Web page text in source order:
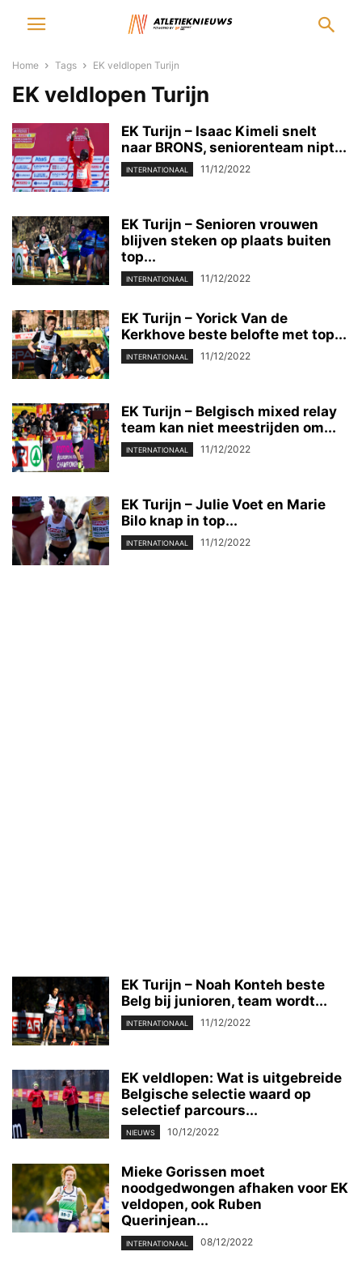
Home Tags EK veldlopen Turijn
EK veldlopen Turijn
EK Turijn – Isaac Kimeli snelt
naar BRONS, seniorenteam nipt...
INTERNATIONAAL 11/12/2022
EK Turijn – Senioren vrouwen
blijven steken op plaats buiten
top...
INTERNATIONAAL 11/12/2022
EK Turijn – Yorick Van de
Kerkhove beste belofte met top...
INTERNATIONAAL 11/12/2022
EK Turijn – Belgisch mixed relay
team kan niet meestrijden om...
INTERNATIONAAL 11/12/2022
EK Turijn – Julie Voet en Marie
Bilo knap in top...
INTERNATIONAAL 11/12/2022
EK Turijn – Noah Konteh beste
Belg bij junioren, team wordt...
INTERNATIONAAL 11/12/2022
EK veldlopen: Wat is uitgebreide
Belgische selectie waard op
selectief parcours...
NIEUWS 10/12/2022
Mieke Gorissen moet
noodgedwongen afhaken voor EK
veldopen, ook Ruben
Querinjean...
INTERNATIONAAL 08/12/2022